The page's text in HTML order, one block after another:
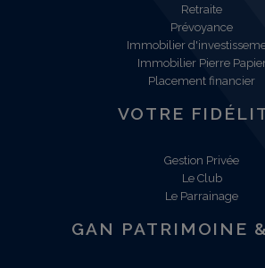
Retraite
Prévoyance
Immobilier
Immobilier Pierre
Placement financier
VOTRE
Gestion Privée
Le Club
Le Parrainage
GAN PATRIMOINE